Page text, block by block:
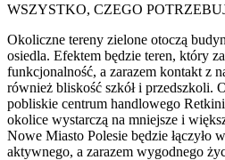
WSZYSTKO, CZEGO
Okoliczne tereny zielone otoczą
osiedla. Efektem będzie teren, który
funkcjonalność, a zarazem kontakt z
również bliskość szkół i przedszkoli.
pobliskie centrum handlowego
okolice wystarczą na mniejsze i
Nowe Miasto Polesie będzie łączyło
aktywnego, a zarazem wygodnego